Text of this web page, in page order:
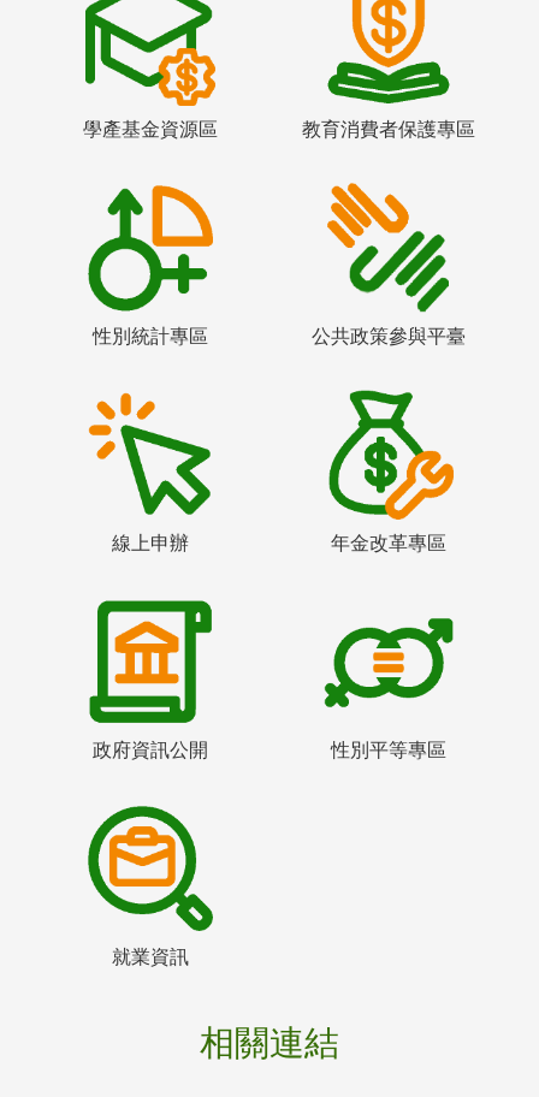
學產基金資源區 教育消費者保護專區
性別統計專區 公共政策參與平臺
線上申辦 年金改革專區
政府資訊公開 性別平等專區
就業資訊
相關連結